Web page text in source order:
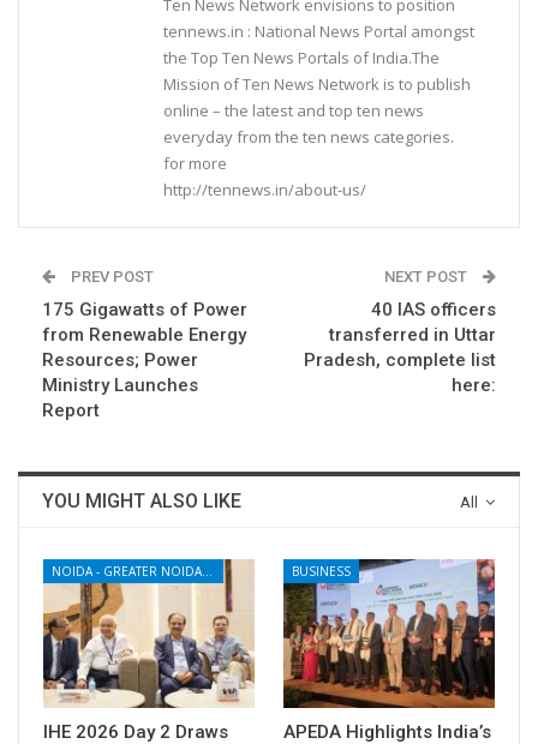
Ten News Network envisions to position
tennews.in : National News Portal amongst
the Top Ten News Portals of India.The
Mission of Ten News Network is to publish
online – the latest and top ten news
everyday from the ten news categories.
for more
http://tennews.in/about-us/
PREV POST
175 Gigawatts of Power
from Renewable Energy
Resources; Power
Ministry Launches
Report
NEXT POST
40 IAS officers
transferred in Uttar
Pradesh, complete list
here:
All
YOU MIGHT ALSO LIKE
NOIDA - GREATER NOIDA - YAMUNA EXPRESSWAY
IHE 2026 Day 2 Draws
BUSINESS
APEDA Highlights India’s